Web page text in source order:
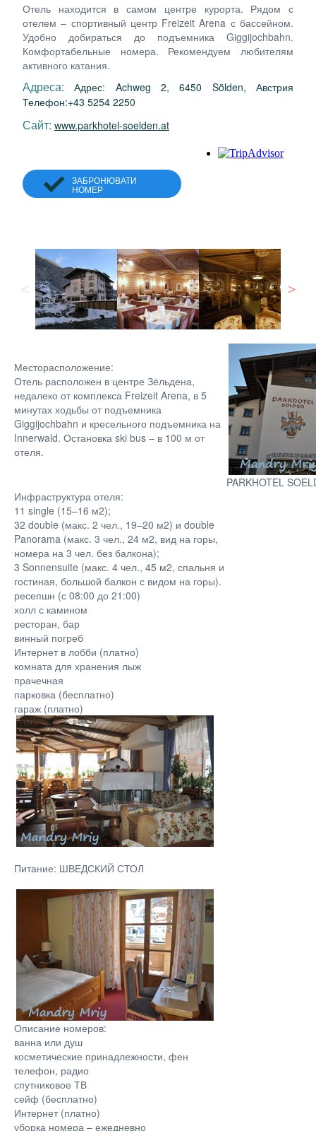
Отель находится в самом центре курорта. Рядом с
отелем – спортивный центр Freizeit Arena с бассейном.
Удобно добираться до подъемника Giggijochbahn.
Комфортабельные номера. Рекомендуем любителям
активного катания.
Адреса:
Адрес: Achweg 2, 6450 Sölden, Австрия
Телефон:+43 5254 2250
Сайт: www.parkhotel-soelden.at
ЗАБРОНЮВАТИ
НОМЕР
Месторасположение:
Отель расположен в центре Зёльдена,
недалеко от комплекса Freizeit Arena, в 5
минутах ходьбы от подъемника
Giggijochbahn и кресельного подъемника на
Innerwald. Остановка ski bus – в 100 м от
отеля.
PARKHOTEL
Инфраструктура отеля:
11 single (15–16 м2);
32 double (макс. 2 чел., 19–20 м2) и double
Panorama (макс. 3 чел., 24 м2, вид на горы,
номера на 3 чел. без балкона);
3 Sonnensuite (макс. 4 чел., 45 м2, спальня и
гостиная, большой балкон с видом на горы).
ресепшн (с 08:00 до 21:00)
холл с камином
ресторан, бар
винный погреб
Интернет в лобби (платно)
комната для хранения лыж
прачечная
парковка (бесплатно)
гараж (платно)
Питание: ШВЕДСКИЙ СТОЛ
Описание номеров:
ванна или душ
косметические принадлежности, фен
телефон, радио
спутниковое ТВ
сейф (бесплатно)
Интернет (платно)
уборка номера – ежедневно